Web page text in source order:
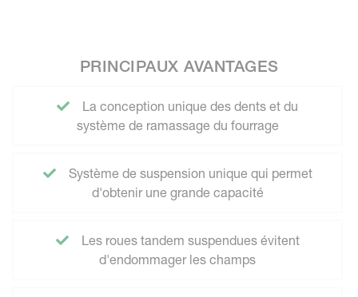
PRINCIPAUX AVANTAGES
La conception unique des dents et du
système de ramassage du fourrage
Système de suspension unique qui permet
d'obtenir une grande capacité
Les roues tandem suspendues évitent
d'endommager les champs